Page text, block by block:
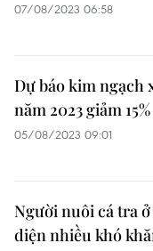
07/08/2023 06:58
Dự báo kim ngạch
năm 2023 giảm 15%
05/08/2023 09:01
Người nuôi cá tra
diện nhiều khó